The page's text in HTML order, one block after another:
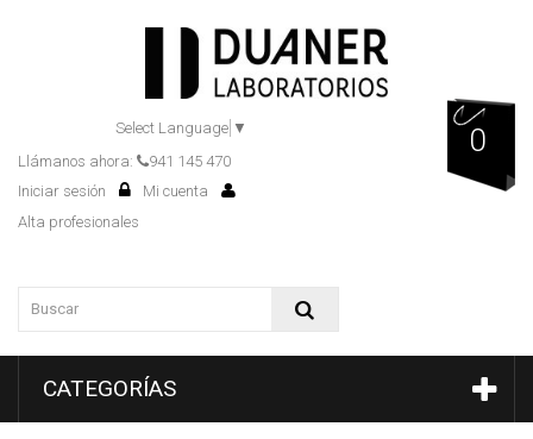
0
Select Language ▼
Llámanos ahora:
941 145 470
Iniciar sesión
Mi cuenta
Alta profesionales
CATEGORÍAS